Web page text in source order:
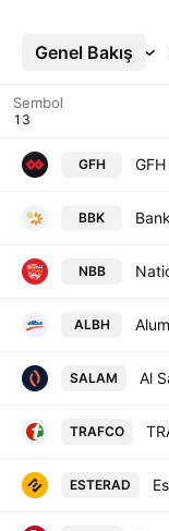
Genel Bakış
Daha Fazla
Sembol
GFH
BBK
NBB
ALBH
SALAM
TRAFCO
ESTERAD